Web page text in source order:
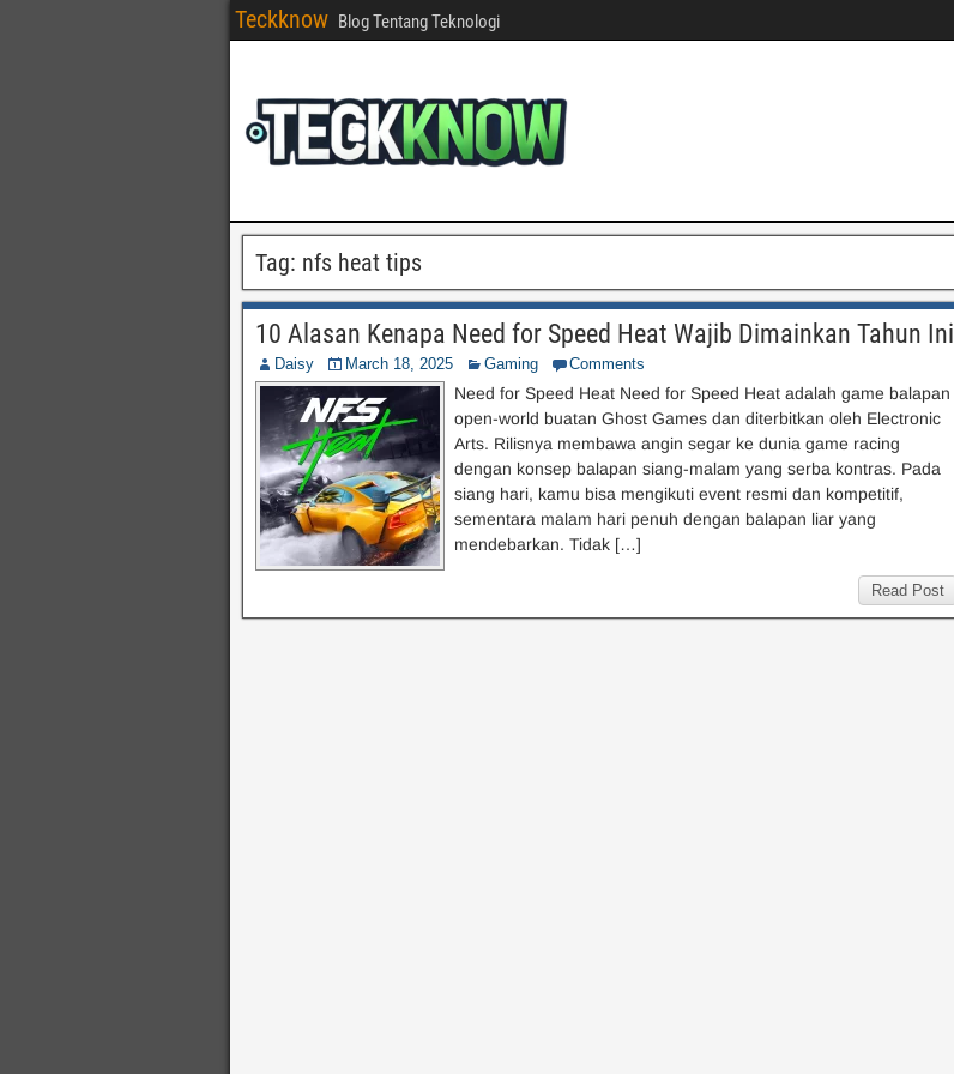
Teckknow Blog Tentang Teknologi
Tag: nfs heat tips
10 Alasan Kenapa Need for Speed Heat Wajib Dimainkan Tahun Ini
Daisy March 18, 2025 Gaming Comments
Need for Speed Heat Need for Speed Heat adalah game balapan
open-world buatan Ghost Games dan diterbitkan oleh Electronic
Arts. Rilisnya membawa angin segar ke dunia game racing
dengan konsep balapan siang-malam yang serba kontras. Pada
siang hari, kamu bisa mengikuti event resmi dan kompetitif,
sementara malam hari penuh dengan balapan liar yang
mendebarkan. Tidak […]
Read Post